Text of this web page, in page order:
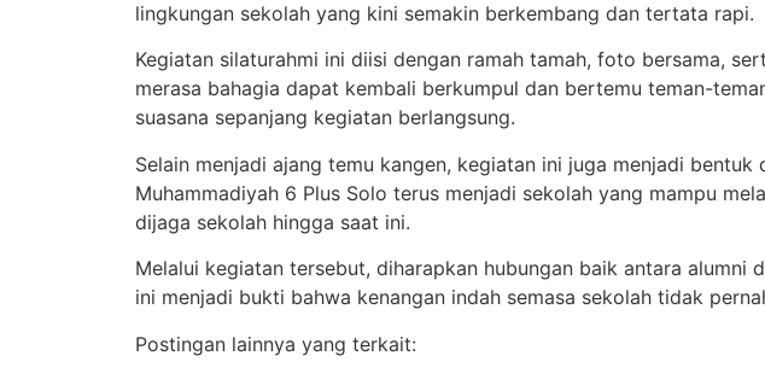
lingkungan sekolah yang kini semakin berkembang dan tertata rapi.
Kegiatan silaturahmi ini diisi dengan ramah tamah, foto bersama,
merasa bahagia dapat kembali berkumpul dan bertemu teman-
suasana sepanjang kegiatan berlangsung.
Selain menjadi ajang temu kangen, kegiatan ini juga menjadi
Muhammadiyah 6 Plus Solo terus menjadi sekolah yang mampu
dijaga sekolah hingga saat ini.
Melalui kegiatan tersebut, diharapkan hubungan baik antara
ini menjadi bukti bahwa kenangan indah semasa sekolah tidak
Postingan lainnya yang terkait: